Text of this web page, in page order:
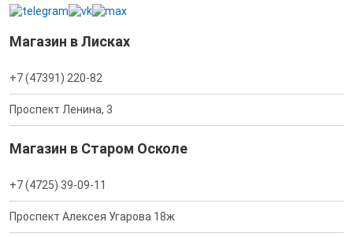
Магазин в Лисках
+7 (47391) 220-82
Проспект Ленина, 3
Магазин в Старом Осколе
+7 (4725) 39-09-11
Проспект Алексея Угарова 18ж